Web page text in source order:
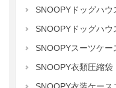
SNOOPYドッグハ
SNOOPYドッグハウ
SNOOPYスーツケー
SNOOPY衣類圧縮袋